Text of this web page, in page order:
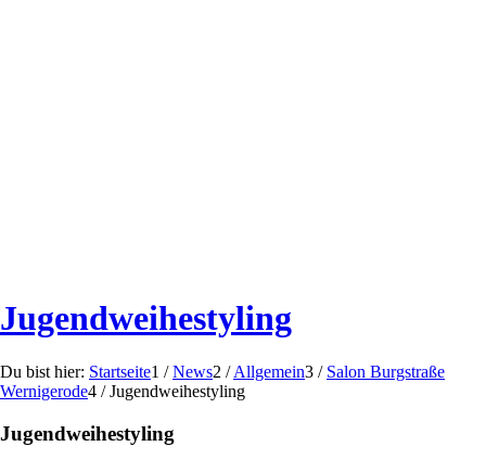
Jugendweihestyling
Du bist hier: Startseite1 / News2 / Allgemein3 / Salon Burgstraße
Wernigerode4 / Jugendweihestyling
Jugendweihestyling